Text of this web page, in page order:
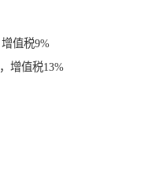
值税9%
增值税13%